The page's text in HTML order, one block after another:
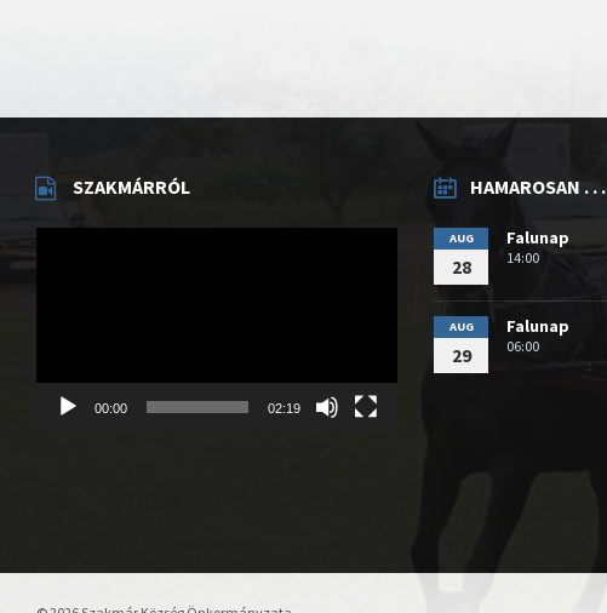
SZAKMÁRRÓL
00:00 02:19
HAMAROSAN . . .
AUG
28
Falunap
14:00
AUG
29
Falunap
06:00